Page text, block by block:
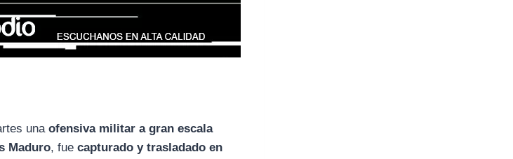
unaofensiva militar a gran escala
Maduro, fuecapturado y trasladado en